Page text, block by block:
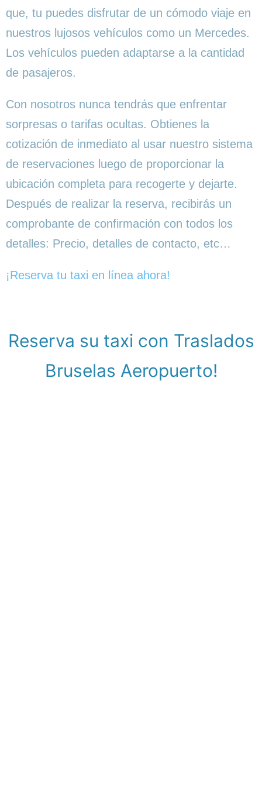
que, tu puedes disfrutar de un cómodo viaje en
nuestros lujosos vehículos como un Mercedes.
Los vehículos pueden adaptarse a la cantidad
de pasajeros.
Con nosotros nunca tendrás que enfrentar
sorpresas o tarifas ocultas. Obtienes la
cotización de inmediato al usar nuestro sistema
de reservaciones luego de proporcionar la
ubicación completa para recogerte y dejarte.
Después de realizar la reserva, recibirás un
comprobante de confirmación con todos los
detalles: Precio, detalles de contacto, etc…
¡Reserva tu taxi en línea ahora!
Reserva su taxi con Traslados
Bruselas Aeropuerto!